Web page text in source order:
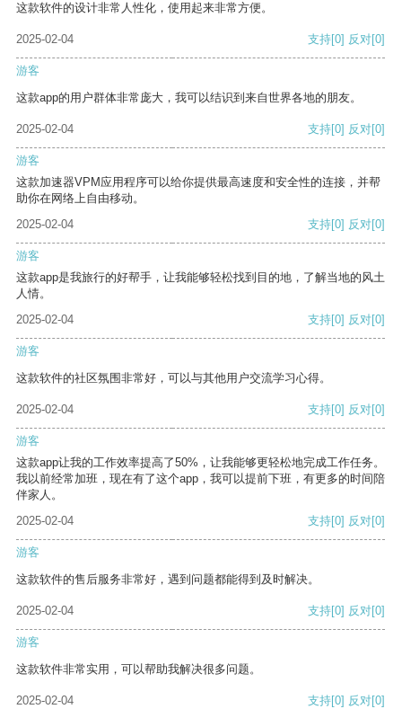
这款软件的设计非常人性化，使用起来非常方便。
2025-02-04 支持[0] 反对[0]
游客
这款app的用户群体非常庞大，我可以结识到来自世界各地的朋友。
2025-02-04 支持[0] 反对[0]
游客
这款加速器VPM应用程序可以给你提供最高速度和安全性的连接，并帮
助你在网络上自由移动。
2025-02-04
支持[0] 反对[0]
游客
这款app是我旅行的好帮手，让我能够轻松找到目的地，了解当地的风土
人情。
2025-02-04
支持[0] 反对[0]
游客
这款软件的社区氛围非常好，可以与其他用户交流学习心得。
2025-02-04 支持[0] 反对[0]
游客
这款app让我的工作效率提高了50%，让我能够更轻松地完成工作任务。
我以前经常加班，现在有了这个app，我可以提前下班，有更多的时间陪
伴家人。
2025-02-04
支持[0] 反对[0]
游客
这款软件的售后服务非常好，遇到问题都能得到及时解决。
2025-02-04 支持[0] 反对[0]
游客
这款软件非常实用，可以帮助我解决很多问题。
2025-02-04 支持[0] 反对[0]